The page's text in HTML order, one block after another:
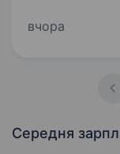
краси у
вчора
Середня